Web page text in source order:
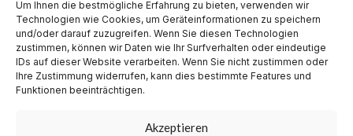
Um Ihnen die bestmögliche Erfahrung zu bieten, verwenden wir
Technologien wie Cookies, um Geräteinformationen zu speichern
und/oder darauf zuzugreifen. Wenn Sie diesen Technologien
zustimmen, können wir Daten wie Ihr Surfverhalten oder eindeutige
IDs auf dieser Website verarbeiten. Wenn Sie nicht zustimmen oder
Ihre Zustimmung widerrufen, kann dies bestimmte Features und
Funktionen beeinträchtigen.
Akzeptieren
August 2024
Juli 2024
Juni 2024
Mai 2024
April 2024
März 2024